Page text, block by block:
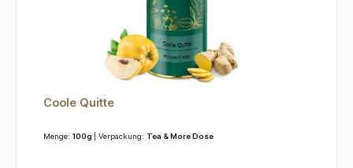
Coole Quitte
Menge: 100g | Verpackung: Tea & More Dose